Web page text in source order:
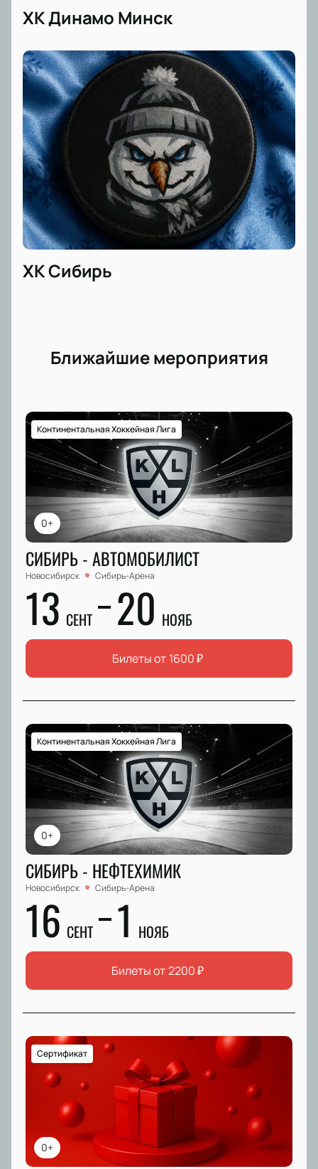
ХК Динамо Минск
ХК Сибирь
Ближайшие мероприятия
0+
Континентальная Хоккейная Лига
СИБИРЬ - АВТОМОБИЛИСТ
Новосибирск Сибирь-Арена
13 СЕНТ 20 НОЯБ
Билеты от 1600₽
0+
Континентальная Хоккейная Лига
СИБИРЬ - НЕФТЕХИМИК
Новосибирск Сибирь-Арена
16 СЕНТ 1 НОЯБ
Билеты от2200₽
0+
Сертификат